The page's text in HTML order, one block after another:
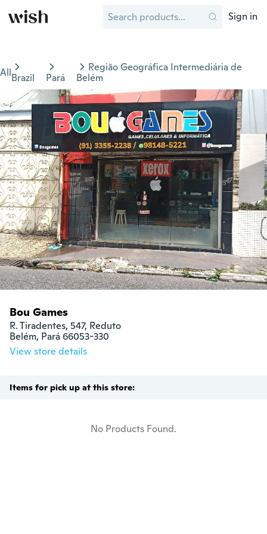
Sign in
AllBrazil Pará
Região Geográfica Intermediária de
Belém
Bou Games
R. Tiradentes, 547, Reduto
Belém, Pará 66053-330
View store details
Items for pick up at this store:
No Products Found.